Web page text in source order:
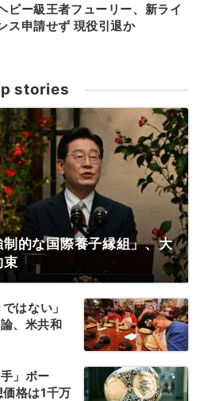
ビー級王者フューリー、新ライ
ス申請せず 現役引退か
stories
的な国際養子縁組」、大
束
はない」
、米共和
」ボー
格は1千万